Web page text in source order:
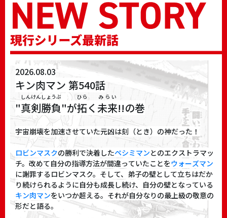
2026.08.03
キン肉マン 第540話
"真剣勝負
しんけんしょうぶ
"が拓
ひら
く 未来
みらい
!!の巻
宇宙崩壊を加速させていた元凶は刻（とき）の神だった！
ロビンマスクの勝利で決着したペシミマンとのエクストラマッ
チ。改めて自分の指導方法が間違っていたことをウォーズマン
に謝罪するロビンマスク。そして、弟子の壁として立ちはだか
り続けられるように自分も成長し続け、自分の壁となっている
キン肉マンをいつか超える。それが自分なりの最上級の敬意の
形だと語る。